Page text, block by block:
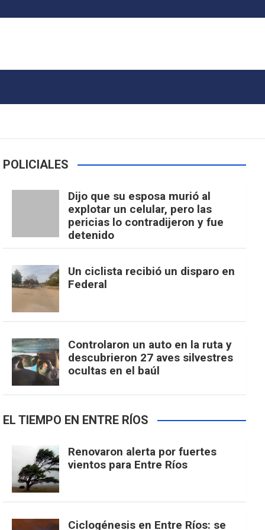
POLICIALES
Dijo que su esposa murió al
explotar un celular, pero las
pericias lo contradijeron y fue
detenido
Un ciclista recibió un disparo en
Federal
Controlaron un auto en la ruta y
descubrieron 27 aves silvestres
ocultas en el baúl
EL TIEMPO EN ENTRE RÍOS
Renovaron alerta por fuertes
vientos para Entre Ríos
Ciclogénesis en Entre Ríos: se